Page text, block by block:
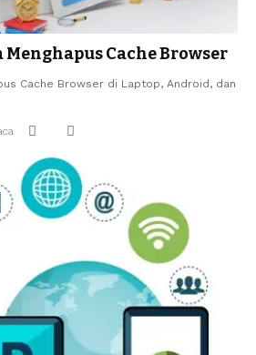
Cache Browser
Cache Browser di Laptop, Android, dan